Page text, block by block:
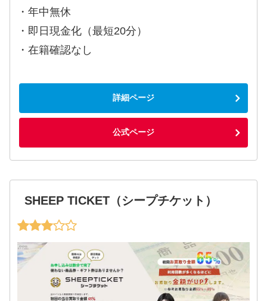
・年中無休
・即日現金化（最短20分）
・在籍確認なし
詳細ページ
公式ページ
SHEEP TICKET（シープチケット）